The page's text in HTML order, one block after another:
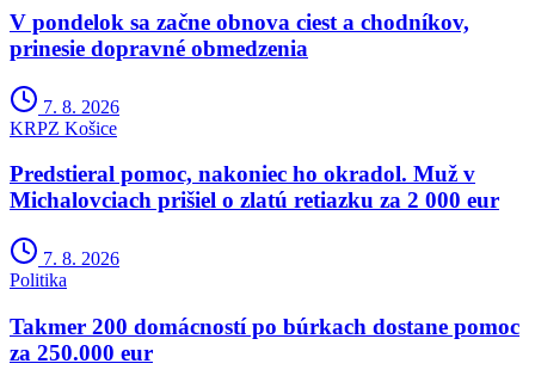
V pondelok sa začne obnova ciest a chodníkov,
prinesie dopravné obmedzenia
7. 8. 2026
KRPZ Košice
Predstieral pomoc, nakoniec ho okradol. Muž v
Michalovciach prišiel o zlatú retiazku za 2 000 eur
7. 8. 2026
Politika
Takmer 200 domácností po búrkach dostane pomoc
za 250.000 eur